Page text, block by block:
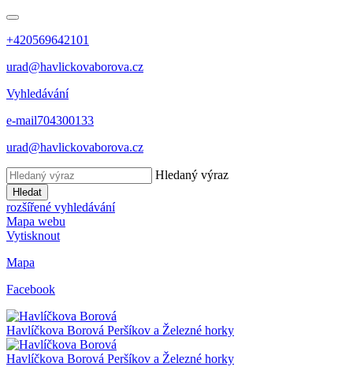
+420569642101
urad@havlickovaborova.cz
Vyhledávání
e-mail704300133
urad@havlickovaborova.cz
Hledaný výraz
Hledat
rozšířené vyhledávání
Mapa webu
Vytisknout
Mapa
Facebook
Havlíčkova Borová Peršíkov a Železné horky
Havlíčkova Borová Peršíkov a Železné horky